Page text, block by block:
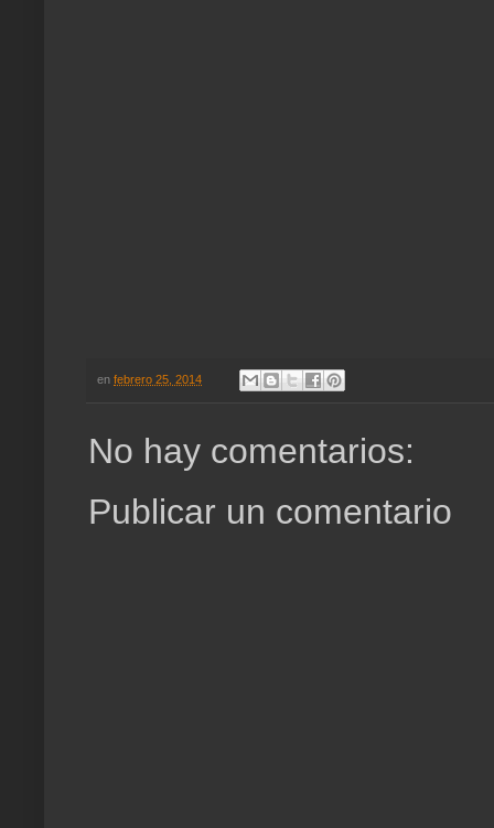
en febrero 25, 2014
No hay comentarios:
Publicar un comentario